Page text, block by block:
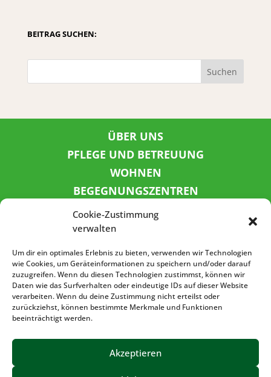
Cookie-Zustimmung
verwalten
Um dir ein optimales Erlebnis zu bieten, verwenden wir Technologien
wie Cookies, um Geräteinformationen zu speichern und/oder darauf
zuzugreifen. Wenn du diesen Technologien zustimmst, können wir
Daten wie das Surfverhalten oder eindeutige IDs auf dieser Website
verarbeiten. Wenn du deine Zustimmung nicht erteilst oder
zurückziehst, können bestimmte Merkmale und Funktionen
beeinträchtigt werden.
Akzeptieren
BEITRAG SUCHEN:
Suchen
ÜBER UNS
PFLEGE UND BETREUUNG
WOHNEN
BEGEGNUNGSZENTREN
KINDER UND JUGEND
KONTAKT
SPENDENKONTO
Sozialbank
IBAN: DE72 3702 0500 0001 5520 00